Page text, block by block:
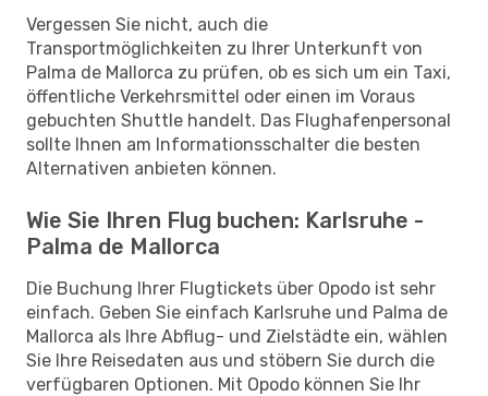
Vergessen Sie nicht, auch die
Transportmöglichkeiten zu Ihrer Unterkunft von
Palma de Mallorca zu prüfen, ob es sich um ein Taxi,
öffentliche Verkehrsmittel oder einen im Voraus
gebuchten Shuttle handelt. Das Flughafenpersonal
sollte Ihnen am Informationsschalter die besten
Alternativen anbieten können.
Wie Sie Ihren Flug buchen: Karlsruhe -
Palma de Mallorca
Die Buchung Ihrer Flugtickets über Opodo ist sehr
einfach. Geben Sie einfach Karlsruhe und Palma de
Mallorca als Ihre Abflug- und Zielstädte ein, wählen
Sie Ihre Reisedaten aus und stöbern Sie durch die
verfügbaren Optionen. Mit Opodo können Sie Ihr